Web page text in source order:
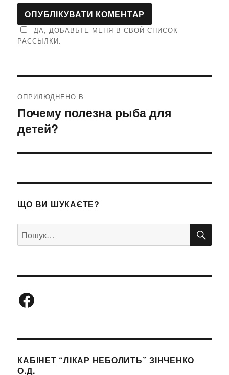
ДА, ДОБАВЬТЕ МЕНЯ В СВОЙ СПИСОК
РАССЫЛКИ.
записів
ОПРИЛЮДНЕНО В
Почему полезна рыба для
детей?
ЩО ВИ ШУКАЄТЕ?
Пошук
за
Facebook
КАБІНЕТ “ЛІКАР НЕБОЛИТЬ” ЗІНЧЕНКО
О.Д.